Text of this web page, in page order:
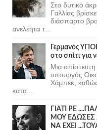
Στο δυτικό
Γαλλίας
διάσπαρτο
ανελέητα τ...
Γερμανός
στο σπίτι για
Μια
υπουργός
Χάμπεκ,
κατα...
ΓΙΑΤΙ ΡΕ
ΜΟΥ ΕΔΩΣΕΣ
ΝΑ ΕΧΕΙ